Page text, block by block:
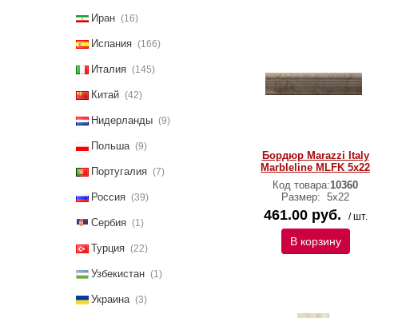
Иран (16)
Испания (166)
Италия (145)
Китай (42)
Нидерланды (9)
Польша (9)
Португалия (7)
Россия (39)
Сербия (1)
Турция (22)
Узбекистан (1)
Украина (3)
Бордюр Marazzi Italy
Marbleline MLFK 5х22
Код товара:10360
Размер: 5х22
461.00 руб. / шт.
В корзину